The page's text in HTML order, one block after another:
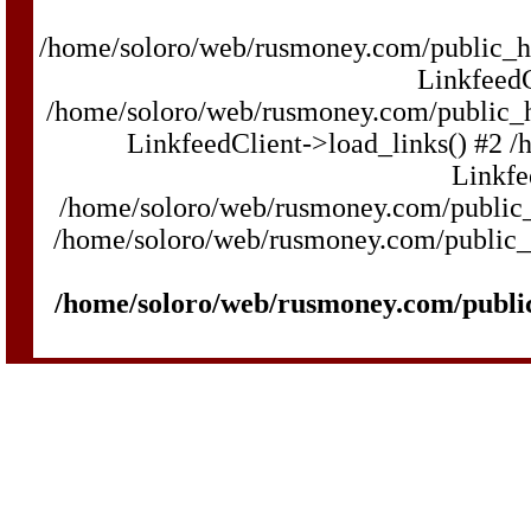
/home/soloro/web/rusmoney.com/
/home/soloro/web/rusmoney.com/
LinkfeedClient->load_links() #2 /
/home/soloro/web/rusmoney.com/
/home/soloro/web/rusmoney.com/
/home/soloro/web/rusmoney.com/